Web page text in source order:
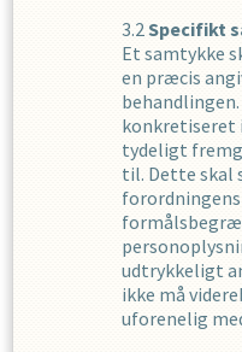
Specifikt
Et samtykke
en præcis
konkretiseret
tydeligt
til. Dette skal
udtrykkeligt
ikke må
uforenelig